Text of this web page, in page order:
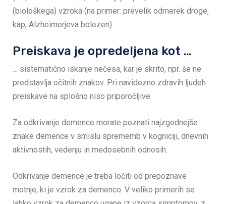
(biološkega) vzroka (na primer: prevelik odmerek droge,
kap, Alzheimerjeva bolezen).
Preiskava je opredeljena kot …
… sistematično iskanje nečesa, kar je skrito, npr. še ne
predstavlja očitnih znakov. Pri navidezno zdravih ljudeh
preiskave na splošno niso priporočljive.
Za odkrivanje demence morate poznati najzgodnejše
znake demence v smislu sprememb v kogniciji, dnevnih
aktivnostih, vedenju in medosebnih odnosih.
Odkrivanje demence je treba ločiti od prepoznave
motnje, ki je vzrok za demenco. V veliko primerih se